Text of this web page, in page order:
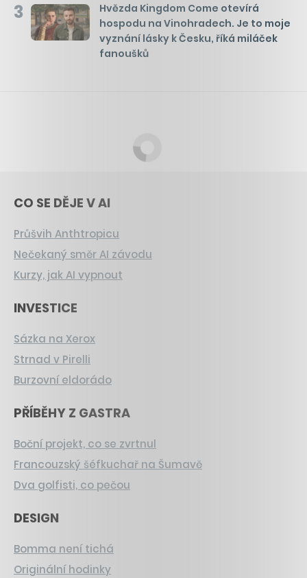
3
Hvězda Kingdom Come otevírá
hospodu na Vinohradech. Je to moje
vyznání lásky k Česku, říká miláček
fanoušků
CO SE DĚJE V AI
Průšvih Anthtropicu
Nečekaný směr AI závodu
Kurzy, jak AI vypnout
INVESTICE
Sázka na Xerox
Strnad v Pirelli
Burzovní eldorádo
PŘÍBĚHY Z GASTRA
Boční projekt, co se zvrtnul
Francouzský šéfkuchař na Šumavě
Dva golfisti, co pečou
DESIGN
Bomma není tichá
Originální hodinky